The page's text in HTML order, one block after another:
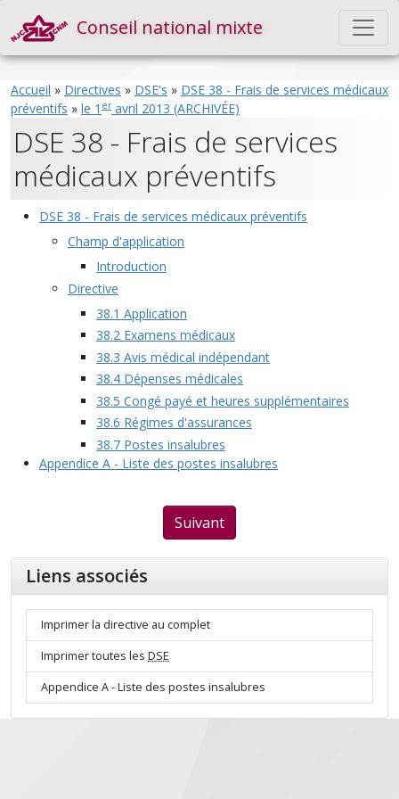
Conseil national mixte
Accueil » Directives » DSE's » DSE 38 - Frais de services médicaux
préventifs » le 1 eravril 2013 (ARCHIVÉE)
DSE 38 - Frais de services
médicaux préventifs
DSE 38 - Frais de services médicaux préventifs
Champ d'application
Introduction
Directive
38.1 Application
38.2 Examens médicaux
38.3 Avis médical indépendant
38.4 Dépenses médicales
38.5 Congé payé et heures supplémentaires
38.6 Régimes d'assurances
38.7 Postes insalubres
Appendice A - Liste des postes insalubres
Suivant
Liens associés
Imprimer la directive au complet
Imprimer toutes les DSE
Appendice A - Liste des postes insalubres